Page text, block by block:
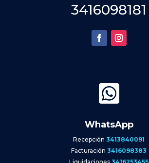
3416098181

WhatsApp
Recepción3413840091
Facturación3416098383